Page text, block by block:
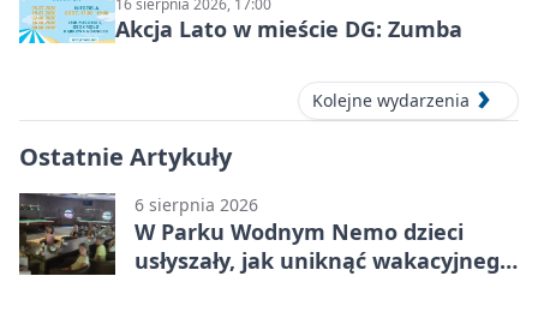
Akcja Lato w mieście DG: Zumba
Kolejne wydarzenia
Ostatnie Artykuły
6 sierpnia 2026
W Parku Wodnym Nemo dzieci
usłyszały, jak uniknąć wakacyjnego